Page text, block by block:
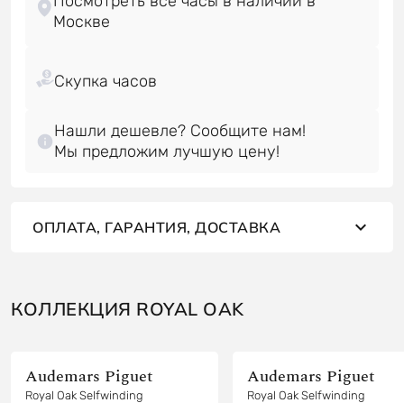
Нашли дешевле? Сообщите нам!
Мы предложим лучшую цену!
ОПЛАТА, ГАРАНТИЯ, ДОСТАВКА
КОЛЛЕКЦИЯ ROYAL OAK
Audemars Piguet
Royal Oak Selfwinding
Audemars Piguet
Royal Oak Selfwinding